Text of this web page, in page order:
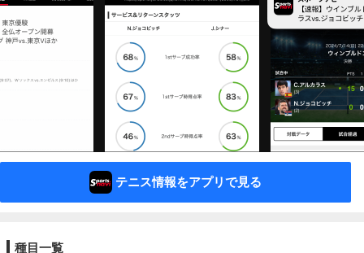
テニス情報をアプリで見る
種目一覧